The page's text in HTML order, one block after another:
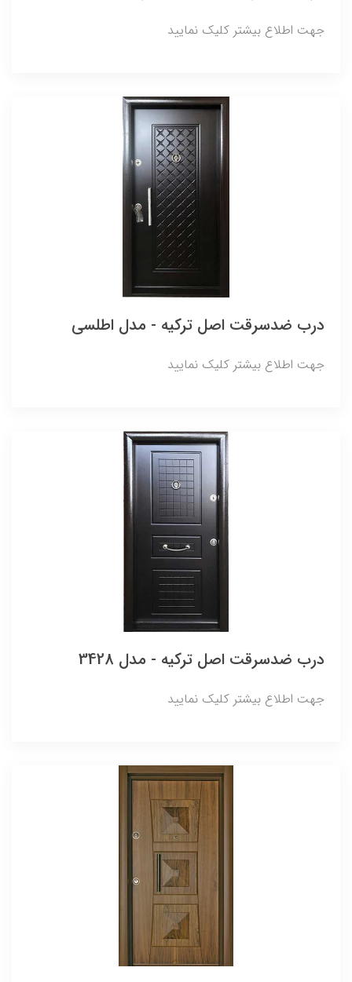
جهت اطلاع بیشتر کلیک نمایید
درب ضدسرقت اصل ترکیه - مدل اطلسی
جهت اطلاع بیشتر کلیک نمایید
درب ضدسرقت اصل ترکیه - مدل 3428
جهت اطلاع بیشتر کلیک نمایید